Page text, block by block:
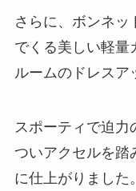
さらに、ボンネッ
でくる美しい軽量
ルームのドレスア
スポーティで迫
ついアクセルを踏
に仕上がりました。